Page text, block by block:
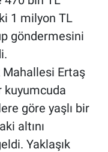
1 milyon TL
göndermesini
Mahallesi Ertaş
kuyumcuda
göre yaşlı bir
altını
Yaklaşık